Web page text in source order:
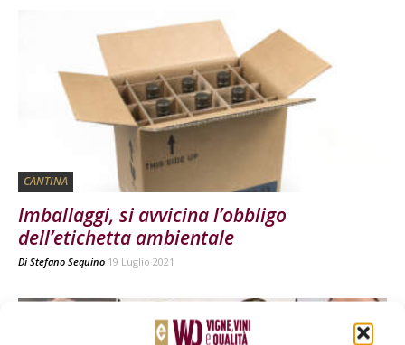
CANTINA
Imballaggi, si avvicina l’obbligo
dell’etichetta ambientale
Di Stefano Sequino 19 Luglio 2021